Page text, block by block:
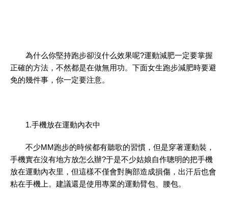
為什么你堅持跑步卻沒什么效果呢?運動減肥一定要掌握
正確的方法，不然都是在做無用功。下面女生跑步減肥時要避
免的幾件事，你一定要注意。
1.手機放在運動內衣中
不少MM跑步的時候都有聽歌的習慣，但是穿著運動裝，
手機實在沒有地方放怎么辦?于是不少姑娘自作聰明的把手機
放在運動內衣里，但這樣不僅會對胸部造成損傷，出汗后也會
粘在手機上。建議還是使用專業的運動臂包、腰包。